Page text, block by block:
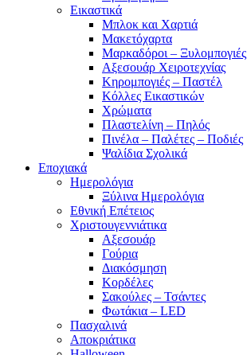
Εικαστικά
Μπλοκ και Χαρτιά
Μακετόχαρτα
Μαρκαδόροι – Ξυλομπογιές
Αξεσουάρ Χειροτεχνίας
Κηρομπογιές – Παστέλ
Κόλλες Εικαστικών
Χρώματα
Πλαστελίνη – Πηλός
Πινέλα – Παλέτες – Ποδιές
Ψαλίδια Σχολικά
Εποχιακά
Ημερολόγια
Ξύλινα Ημερολόγια
Εθνική Επέτειος
Χριστουγεννιάτικα
Αξεσουάρ
Γούρια
Διακόσμηση
Κορδέλες
Σακούλες – Τσάντες
Φωτάκια – LED
Πασχαλινά
Αποκριάτικα